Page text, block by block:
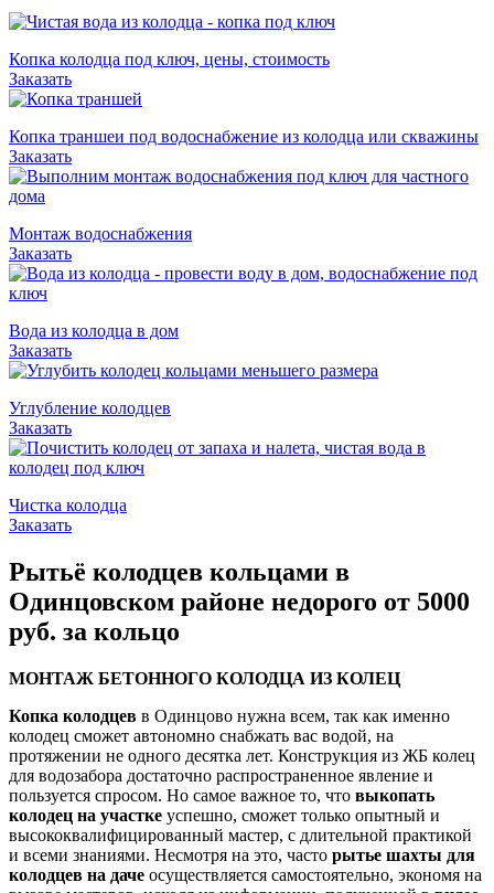
Копка колодца под ключ, цены, стоимость
Заказать
Копка траншеи под водоснабжение из колодца или скважины
Заказать
Монтаж водоснабжения
Заказать
Вода из колодца в дом
Заказать
Углубление колодцев
Заказать
Чистка колодца
Заказать
Рытьё колодцев кольцами в
Одинцовском районе недорого от 5000
руб. за кольцо
МОНТАЖ БЕТОННОГО КОЛОДЦА ИЗ КОЛЕЦ
Копка колодцев в Одинцово нужна всем, так как именно
колодец сможет автономно снабжать вас водой, на
протяжении не одного десятка лет. Конструкция из ЖБ колец
для водозабора достаточно распространенное явление и
пользуется спросом. Но самое важное то, что выкопать
колодец на участке успешно, сможет только опытный и
высококвалифицированный мастер, с длительной практикой
и всеми знаниями. Несмотря на это, часто рытье шахты для
колодцев на даче осуществляется самостоятельно, экономя на